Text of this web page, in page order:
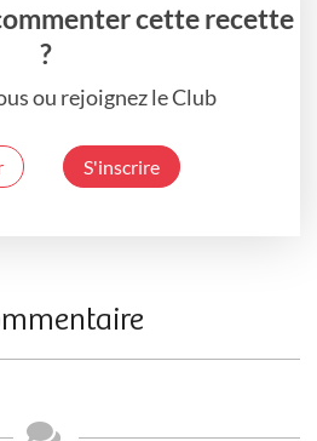
cette recette
?
ou rejoignez le Club
S'inscrire